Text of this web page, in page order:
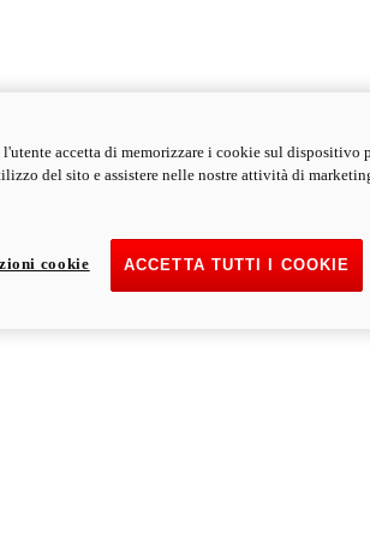
accetta di memorizzare i cookie sul dispositivo
del sito e assistere nelle nostre attività di
ACCETTA TUTTI I COOKIE
cookie